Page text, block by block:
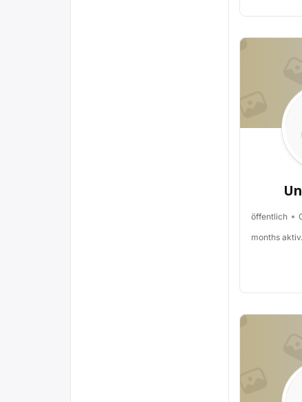
öffentlich
months aktiv.